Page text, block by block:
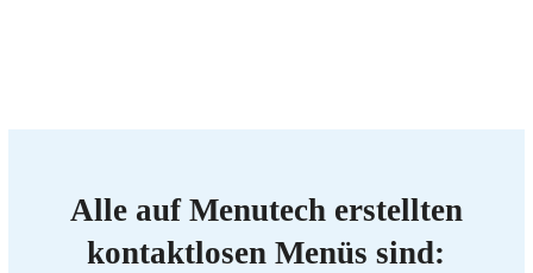
Alle auf Menutech erstellten
kontaktlosen Menüs sind: